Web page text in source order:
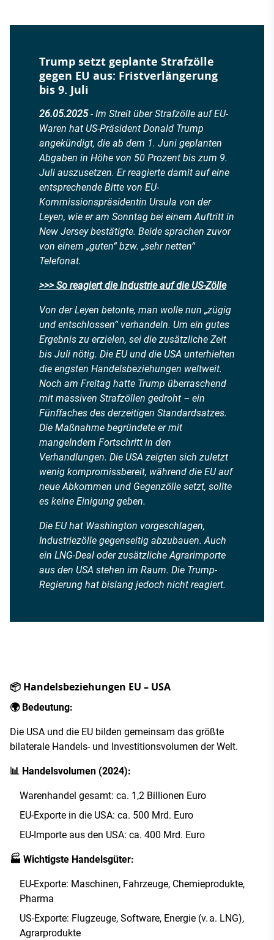
Trump setzt geplante Strafzölle
gegen EU aus: Fristverlängerung
bis 9. Juli
26.05.2025- Im Streit über Strafzölle auf EU-
Waren hat US-Präsident Donald Trump
angekündigt, die ab dem 1. Juni geplanten
Abgaben in Höhe von 50 Prozent bis zum 9.
Juli auszusetzen. Er reagierte damit auf eine
entsprechende Bitte von EU-
Kommissionspräsidentin Ursula von der
Leyen, wie er am Sonntag bei einem Auftritt in
New Jersey bestätigte. Beide sprachen zuvor
von einem „guten“ bzw. „sehr netten“
Telefonat.
>>> So reagiert die Industrie auf die US-Zölle
Von der Leyen betonte, man wolle nun „zügig
und entschlossen“ verhandeln. Um ein gutes
Ergebnis zu erzielen, sei die zusätzliche Zeit
bis Juli nötig. Die EU und die USA unterhielten
die engsten Handelsbeziehungen weltweit.
Noch am Freitag hatte Trump überraschend
mit massiven Strafzöllen gedroht – ein
Fünffaches des derzeitigen Standardsatzes.
Die Maßnahme begründete er mit
mangelndem Fortschritt in den
Verhandlungen. Die USA zeigten sich zuletzt
wenig kompromissbereit, während die EU auf
neue Abkommen und Gegenzölle setzt, sollte
es keine Einigung geben.
Die EU hat Washington vorgeschlagen,
Industriezölle gegenseitig abzubauen. Auch
ein LNG-Deal oder zusätzliche Agrarimporte
aus den USA stehen im Raum. Die Trump-
Regierung hat bislang jedoch nicht reagiert.
📦 Handelsbeziehungen EU – USA
🌍 Bedeutung:
Die USA und die EU bilden gemeinsam das größte
bilaterale Handels- und Investitionsvolumen der Welt.
📊 Handelsvolumen (2024):
Warenhandel gesamt: ca. 1,2 Billionen Euro
EU-Exporte in die USA: ca. 500 Mrd. Euro
EU-Importe aus den USA: ca. 400 Mrd. Euro
🏭 Wichtigste Handelsgüter:
EU-Exporte: Maschinen, Fahrzeuge, Chemieprodukte,
Pharma
US-Exporte: Flugzeuge, Software, Energie (v. a. LNG),
Agrarprodukte